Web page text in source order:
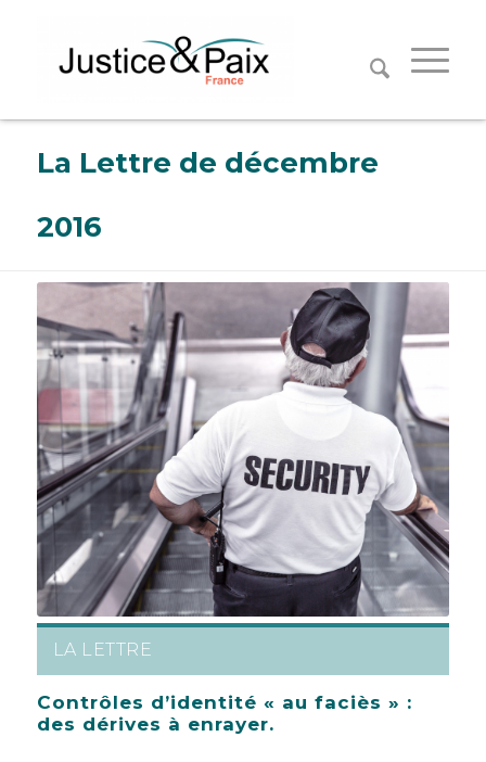
La Lettre de décembre
2016
LA LETTRE
Contrôles d’identité « au faciès » :
des dérives à enrayer.